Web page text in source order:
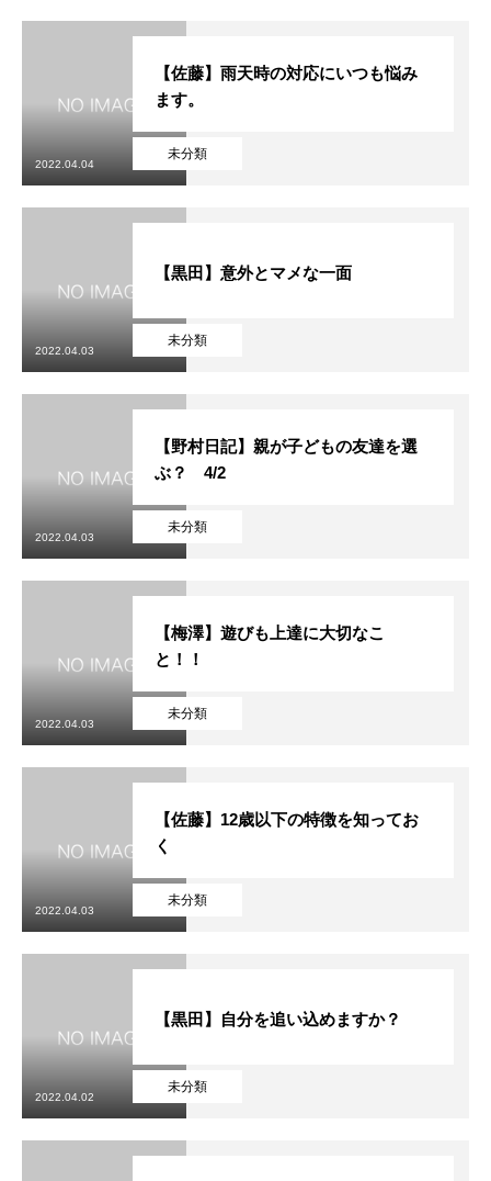
未分類
【佐藤】雨天時の対応にいつも悩み
ます。
2022.04.04
未分類
【黒田】意外とマメな一面
2022.04.03
未分類
【野村日記】親が子どもの友達を選
ぶ？ 4/2
2022.04.03
未分類
【梅澤】遊びも上達に大切なこ
と！！
2022.04.03
未分類
【佐藤】12歳以下の特徴を知ってお
く
2022.04.03
未分類
【黒田】自分を追い込めますか？
2022.04.02